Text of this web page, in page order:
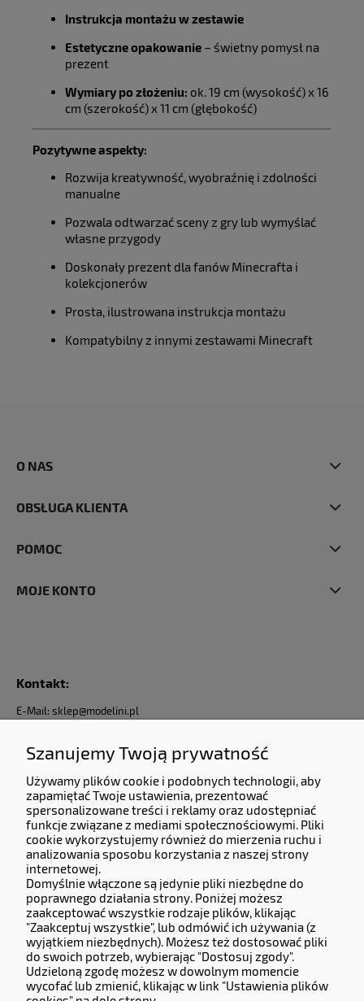
Instrukcja montażu w zestawie
Estetyczne opakowanie – świetny pomysł na
prezent
Wymiary po złożeniu: ok. 19 cm (wysokość) x 16
cm (szerokość) x 11 cm (głębokość)
Pozytywne aspekty:
Rozwija kreatywność, wyobraźnię i zdolności
manualne
Pozwala odtwarzać sceny z gry lub wymyślać
własne przygody
Doskonały prezent dla fanów Minecrafta i
kolekcjonerów
Prosta, ilustrowana instrukcja montażu
Kompatybilny z innymi zestawami Minecraft
O NAS
OBSŁUGA KLIENTA
POMOC
MOJE KONTO
Kontakt:
E-Mail: sklep@modelini.pl
Dane Firmy:
KERMITCLOUDS LTD
13 High Birch Court 79 Park Road,
New Barnet, Barnet, England, EN4 9QG
Company number 14133071.
Adres do zwrotów i reklamacji:
Częstochowska 77, 62-800 Kalisz.
Operator Płatności
Szanujemy Twoją prywatność
Używamy plików cookie i podobnych technologii, aby
zapamiętać Twoje ustawienia, prezentować
spersonalizowane treści i reklamy oraz udostępniać
funkcje związane z mediami społecznościowymi. Pliki
cookie wykorzystujemy również do mierzenia ruchu i
analizowania sposobu korzystania z naszej strony
internetowej.
Domyślnie włączone są jedynie pliki niezbędne do
poprawnego działania strony. Poniżej możesz
zaakceptować wszystkie rodzaje plików, klikając
"Zaakceptuj wszystkie", lub odmówić ich używania (z
wyjątkiem niezbędnych). Możesz też dostosować pliki
do swoich potrzeb, wybierając "Dostosuj zgody".
Udzieloną zgodę możesz w dowolnym momencie
wycofać lub zmienić, klikając w link "Ustawienia plików